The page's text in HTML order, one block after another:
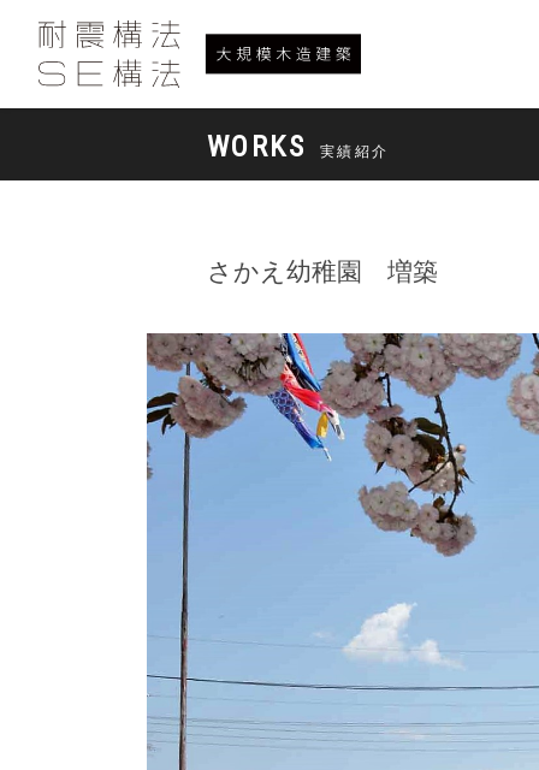
WORKS 実績紹介
さかえ幼稚園 増築